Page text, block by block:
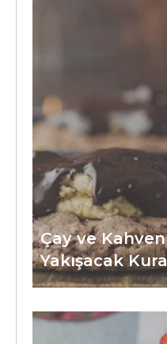
Çay ve
Yakışacak